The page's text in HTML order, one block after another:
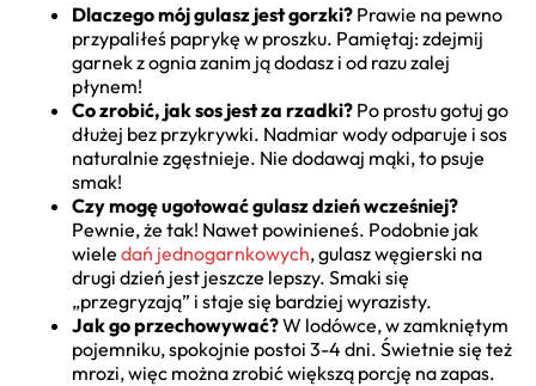
Dlaczego mój gulasz jest gorzki? Prawie na pewno
przypaliłeś paprykę w proszku. Pamiętaj: zdejmij
garnek z ognia zanim ją dodasz i od razu zalej
płynem!
Co zrobić, jak sos jest za rzadki? Po prostu gotuj go
dłużej bez przykrywki. Nadmiar wody odparuje i sos
naturalnie zgęstnieje. Nie dodawaj mąki, to psuje
smak!
Czy mogę ugotować gulasz dzień wcześniej?
Pewnie, że tak! Nawet powinieneś. Podobnie jak
wiele dań jednogarnkowych, gulasz węgierski na
drugi dzień jest jeszcze lepszy. Smaki się
„przegryzają” i staje się bardziej wyrazisty.
Jak go przechowywać?W lodówce, w zamkniętym
pojemniku, spokojnie postoi 3-4 dni. Świetnie się też
mrozi, więc można zrobić większą porcję na zapas.